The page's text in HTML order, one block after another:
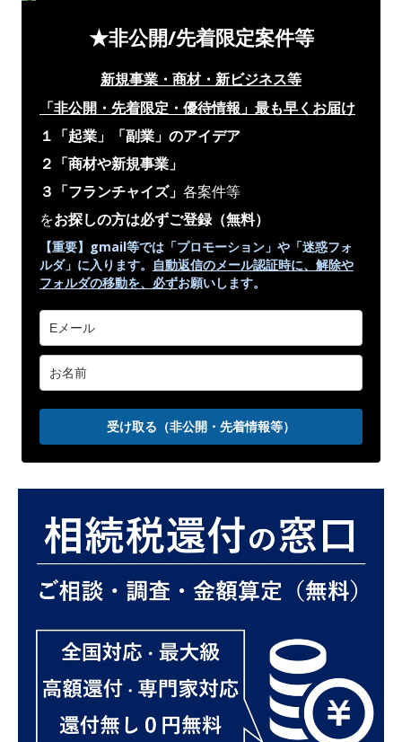
★非公開/先着限定案件等
新規事業・商材・新ビジネス等
「非公開・先着限定・優待情報」 最も早くお届け
１「起業」「副業」のアイデア
２「商材や新規事業」
３「フランチャイズ」 各案件等
をお探しの方は必ずご登録（無料）
【重要】gmail等では「プロモーション」や 「迷惑フォ
ルダ」 に入ります。 自動返信のメール認証時に、解除や
フォルダの移動を、 必ずお願いします。
受け取る（非公開・先着情報等）